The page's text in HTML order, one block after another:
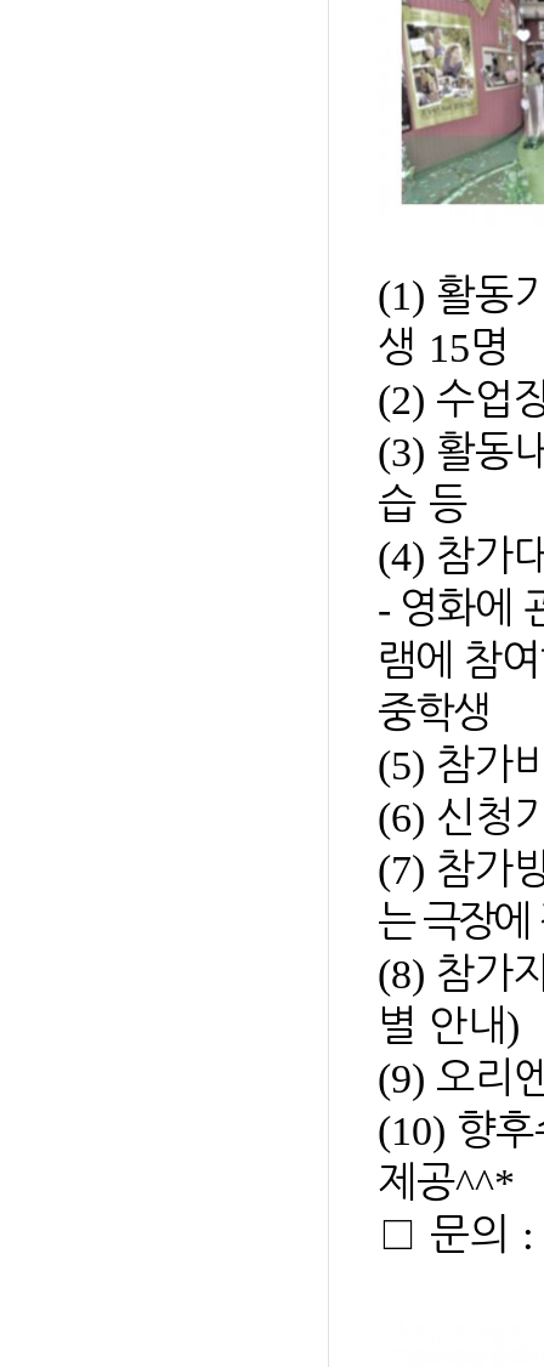
(1) 활동
생 15명
(2) 수업
(3) 활동
습 등
(4) 참가
- 영화에
램에 참
중학생
(5) 참가
(6) 신청
(7) 참가
는 극장에
(8) 참가
별 안내)
(9) 오리
(10) 향
제공^^*
□ 문의